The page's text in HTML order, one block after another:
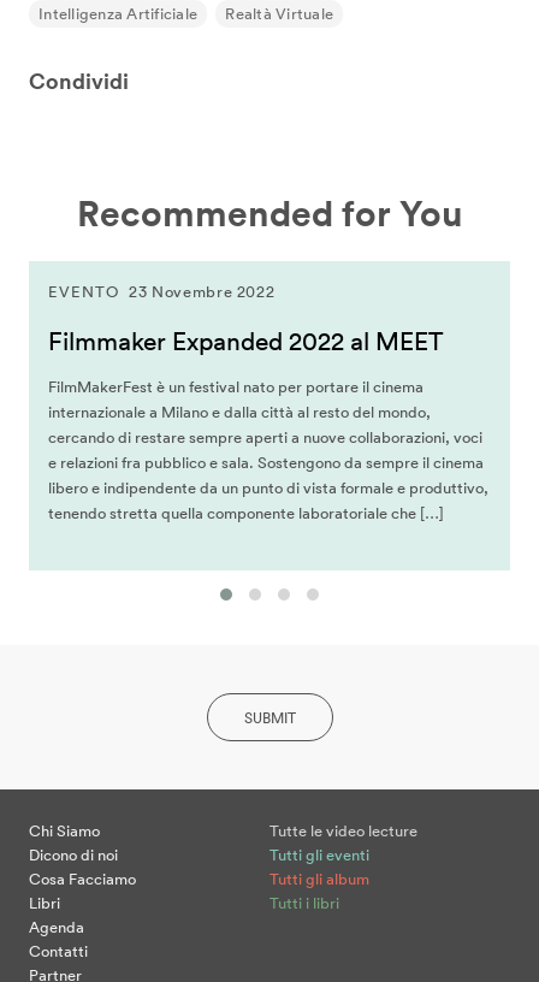
Intelligenza Artificiale Realtà Virtuale
Condividi
Recommended for You
EVENTO 23 Novembre 2022
Filmmaker Expanded 2022 al MEET
FilmMakerFest è un festival nato per portare il cinema
internazionale a Milano e dalla città al resto del mondo,
cercando di restare sempre aperti a nuove collaborazioni, voci
e relazioni fra pubblico e sala. Sostengono da sempre il cinema
libero e indipendente da un punto di vista formale e produttivo,
tenendo stretta quella componente laboratoriale che […]
SUBMIT
Chi Siamo
Dicono di noi
Cosa Facciamo
Libri
Agenda
Contatti
Partner
Tutte le video lecture
Tutti gli eventi
Tutti gli album
Tutti i libri